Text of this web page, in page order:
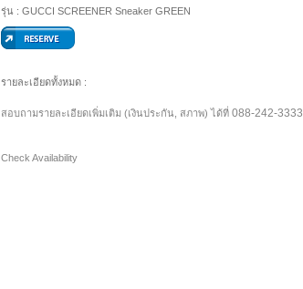
รุ่น : GUCCI SCREENER Sneaker GREEN
รายละเอียดทั้งหมด :
สอบถามรายละเอียดเพิ่มเติม (เงินประกัน, สภาพ) ได้ที่088-242-3333
Check Availability